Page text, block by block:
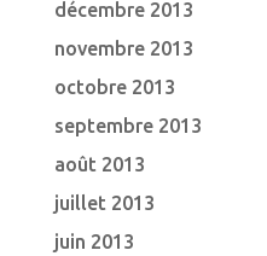
décembre 2013
novembre 2013
octobre 2013
septembre 2013
août 2013
juillet 2013
juin 2013